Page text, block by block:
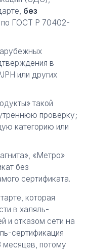
без
по ГОСТ Р 70402-
в
или других
такой
проверку;
категорию или
«Метро»
без
сертификата.
которая
в халяль-
и отказом сети на
сертификация
месяцев, потому